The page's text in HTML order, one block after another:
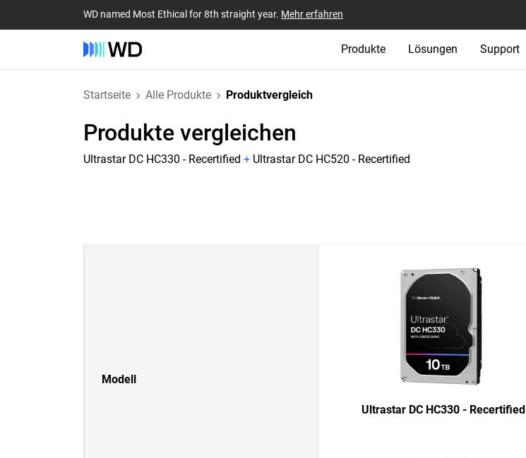
WD named Most Ethical for 8th straight year. Mehr erfahren
Produkte Lösungen Support
Startseite Alle Produkte Produktvergleich
Produkte vergleichen
Ultrastar DC HC330 - Recertified + Ultrastar DC HC520 - Recertified
Modell
Ultrastar DC HC330 - Recertified